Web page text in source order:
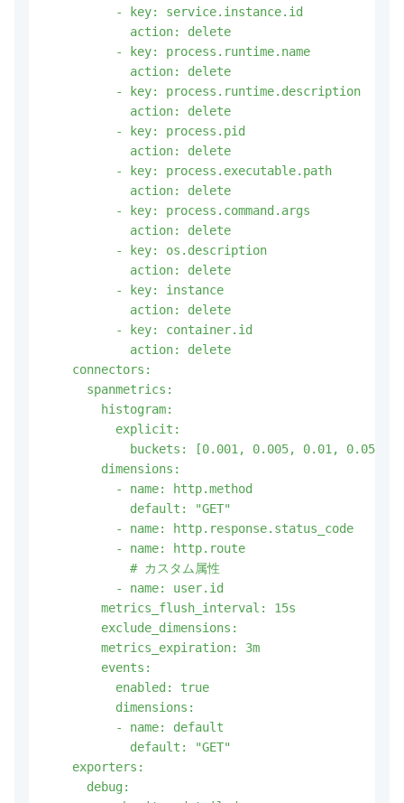
          - key: service.instance.id
            action: delete
          - key: process.runtime.name
            action: delete
          - key: process.runtime.description
            action: delete
          - key: process.pid
            action: delete
          - key: process.executable.path
            action: delete
          - key: process.command.args
            action: delete
          - key: os.description
            action: delete
          - key: instance
            action: delete
          - key: container.id
            action: delete
    connectors:
      spanmetrics:
        histogram:
          explicit:
buckets: [0.001, 0.005, 0.01, 0.05,
        dimensions:
          - name: http.method
            default: "GET"
          - name: http.response.status_code
          - name: http.route
            # カスタム属性
          - name: user.id
        metrics_flush_interval: 15s
        exclude_dimensions:
        metrics_expiration: 3m
        events:
          enabled: true
          dimensions:
          - name: default
            default: "GET"
    exporters:
      debug: